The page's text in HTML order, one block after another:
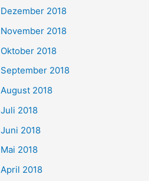
Dezember 2018
November 2018
Oktober 2018
September 2018
August 2018
Juli 2018
Juni 2018
Mai 2018
April 2018